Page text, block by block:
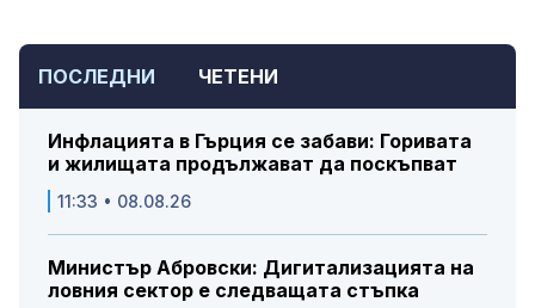
ПОСЛЕДНИ ЧЕТЕНИ
Инфлацията в Гърция се забави: Горивата
и жилищата продължават да поскъпват
11:33 • 08.08.26
Министър Абровски: Дигитализацията на
ловния сектор е следващата стъпка